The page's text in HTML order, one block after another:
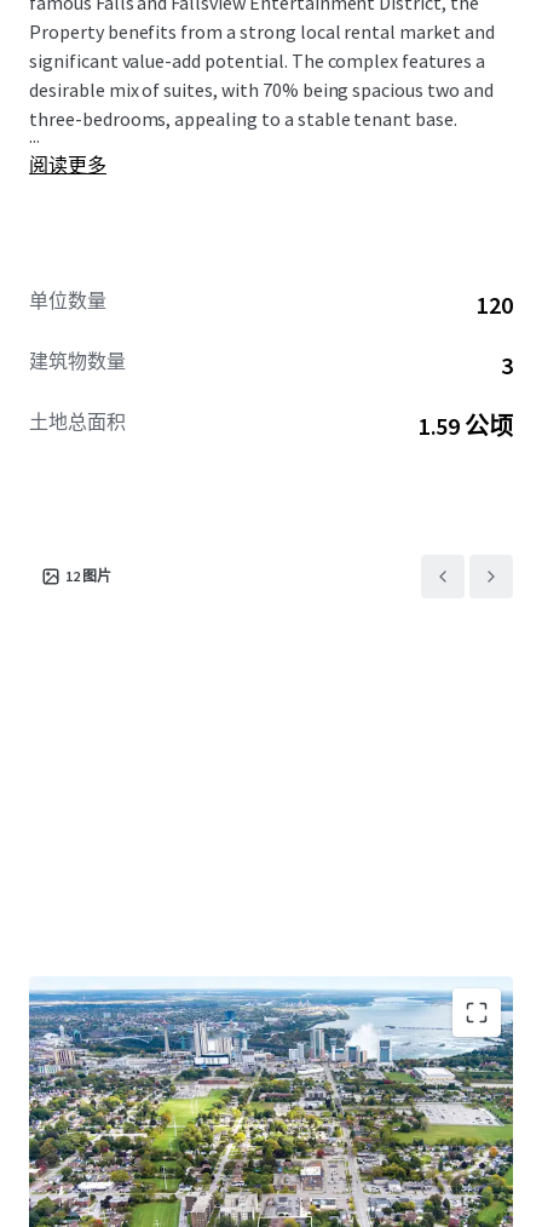
Property benefits from a strong local rental market and
significant value-add potential. The complex features a
desirable mix of suites, with 70% being spacious two and
three-bedrooms, appealing to a stable tenant base.
...
阅读更多
单位数量 120
建筑物数量 3
土地总面积 1.59 公顷
12 图片
Situated close to tourist attractions, schools, and
amenities, this chance to invest in Niagara’s growing
market combines the charm of a family-oriented
community with the excitement of a thriving tourist
destination.